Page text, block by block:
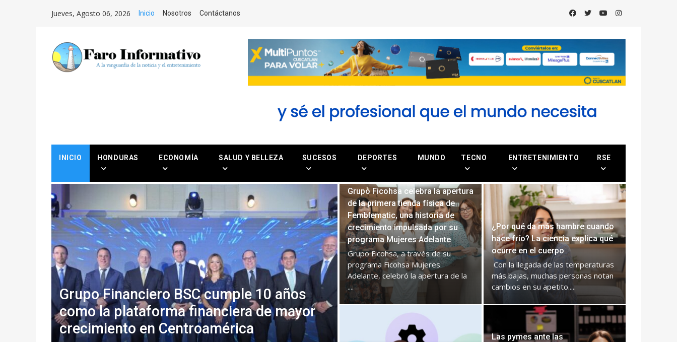
Jueves, Agosto 06, 2026 Inicio Nosotros Contáctanos
INICIO HONDURAS ECONOMÍA SALUD Y BELLEZA SUCESOS DEPORTES MUNDO TECNO ENTRETENIMIENTO RSE
Grupo Financiero BSC cumple 10 años
como la plataforma financiera de mayor
crecimiento en Centroamérica
Grupo Ficohsa celebra la apertura
de la primera tienda física de
Femblematic, una historia de
crecimiento impulsada por su
programa Mujeres Adelante
Grupo Ficohsa, a través de su
programa Ficohsa Mujeres
Adelante, celebró la apertura de la
....
¿Por qué da más hambre cuando
hace frío? La ciencia explica qué
ocurre en el cuerpo
Con la llegada de las temperaturas
más bajas, muchas personas notan
cambios en su apetito.....
Las pymes ante las